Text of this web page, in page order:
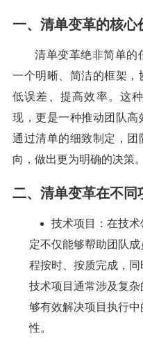
一、清单变革的核心
清单变革绝非简单的
一个明晰、简洁的框架，
低误差、提高效率。这
现，更是一种推动团队高
通过清单的细致制定，
向，做出更为明确的决策。
二、清单变革在不同
技术项目：在技
定不仅能够帮助团队
程按时、按质完成，同
技术项目通常涉及复
够有效解决项目执行
性。